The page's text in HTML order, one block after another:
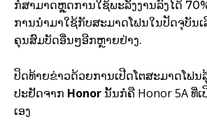
ກໍສາມາດຫຼຸດການໃຊ້ພະລັງງານລົງໄດ້
ການນຳມາໃຊ້ກັບສະມາດໂຟນໃນປັດຈຸບັນ
ຄຸນສົມບັດອື່ນໆອີກຫຼາຍຢ່າງ.
ປິດທ້າຍຂ່າວດ້ວຍການເປີດໂຕສະມາດໂຟ
ປະຢັດຈາກ Honor ນັ້ນກໍຄື Honor 5A ທີ່ເ
ເອງ